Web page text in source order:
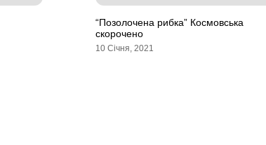
“Позолочена рибка” Космовська
скорочено
10 Січня, 2021